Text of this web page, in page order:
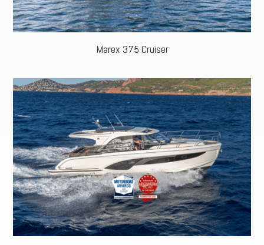
Marex 375 Cruiser